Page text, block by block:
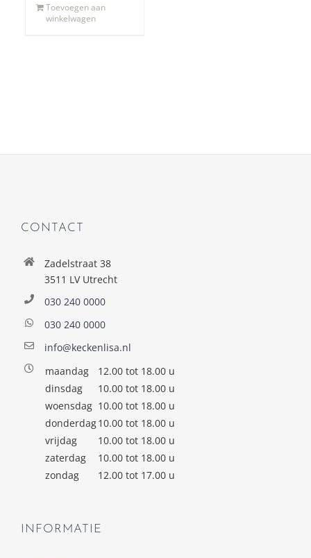
Toevoegen aan
winkelwagen
CONTACT
Zadelstraat 38
3511 LV Utrecht
030 240 0000
030 240 0000
info@keckenlisa.nl
maandag
12.00 tot 18.00 u
dinsdag
10.00 tot 18.00 u
woensdag 10.00 tot 18.00 u
donderdag10.00 tot 18.00 u
vrijdag
10.00 tot 18.00 u
zaterdag
10.00 tot 18.00 u
zondag
12.00 tot 17.00 u
INFORMATIE